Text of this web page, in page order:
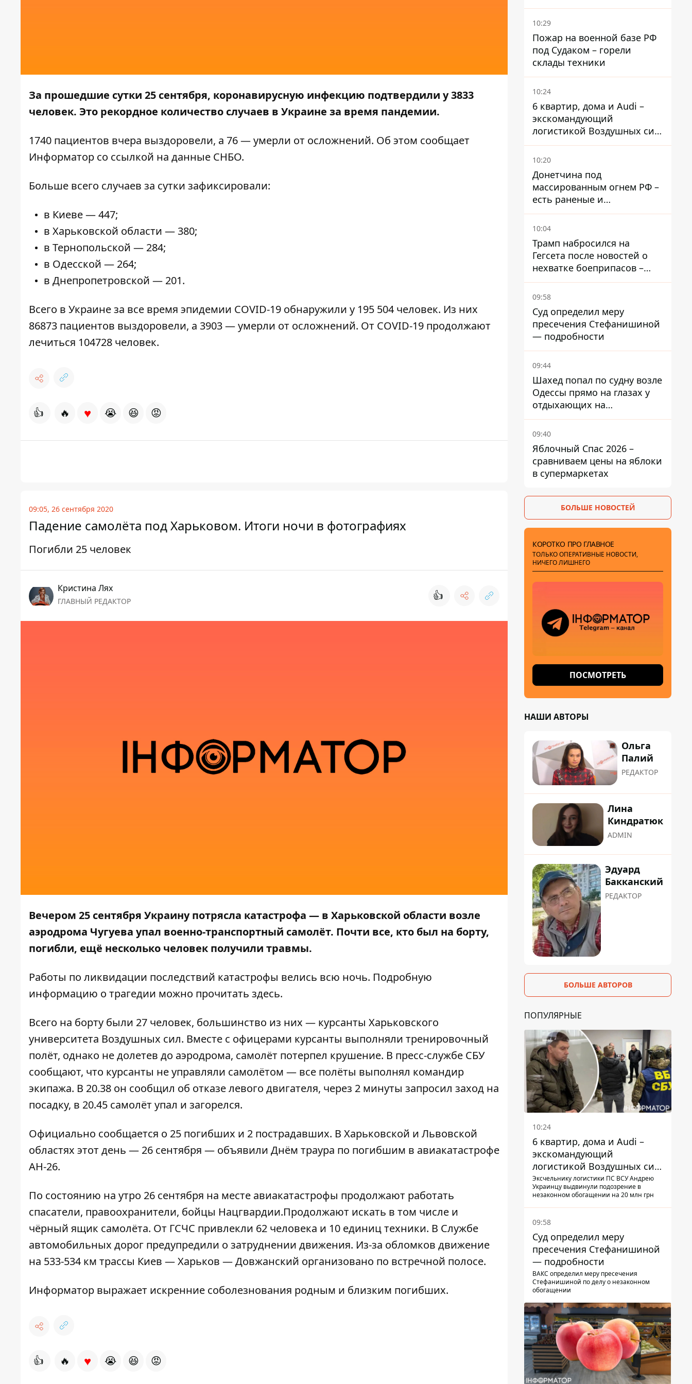
За прошедшие сутки 25 сентября, коронавирусную инфекцию подтвердили у 3833
человек. Это рекордное количество случаев в Украине за время пандемии.
1740 пациентов вчера выздоровели, а 76 — умерли от осложнений. Об этом сообщает
Информатор со ссылкой на данные СНБО.
Больше всего случаев за сутки зафиксировали:
в Киеве — 447;
в Харьковской области — 380;
в Тернопольской — 284;
в Одесской — 264;
в Днепропетровской — 201.
Всего в Украине за все время эпидемии COVID-19 обнаружили у 195 504 человек. Из них
86873 пациентов выздоровели, а 3903 — умерли от осложнений. От COVID-19 продолжают
лечиться 104728 человек.
👍 🔥 ♥ 😭 😆 😡
09:05, 26 сентября 2020
Падение самолёта под Харьковом. Итоги ночи в фотографиях
Погибли 25 человек
Кристина Лях
ГЛАВНЫЙ РЕДАКТОР 👍
Вечером 25 сентября Украину потрясла катастрофа — в Харьковской области возле
аэродрома Чугуева упал военно-транспортный самолёт. Почти все, кто был на борту,
погибли, ещё несколько человек получили травмы.
Работы по ликвидации последствий катастрофы велись всю ночь. Подробную
информацию о трагедии можно прочитать здесь.
Всего на борту были 27 человек, большинство из них — курсанты Харьковского
университета Воздушных сил. Вместе с офицерами курсанты выполняли тренировочный
полёт, однако не долетев до аэродрома, самолёт потерпел крушение. В пресс-службе СБУ
сообщают, что курсанты не управляли самолётом — все полёты выполнял командир
экипажа. В 20.38 он сообщил об отказе левого двигателя, через 2 минуты запросил заход на
посадку, в 20.45 самолёт упал и загорелся.
Официально сообщается о 25 погибших и 2 пострадавших. В Харьковской и Львовской
областях этот день — 26 сентября — объявили Днём траура по погибшим в авиакатастрофе
АН-26.
По состоянию на утро 26 сентября на месте авиакатастрофы продолжают работать
спасатели, правоохранители, бойцы Нацгвардии.Продолжают искать в том числе и
чёрный ящик самолёта. От ГСЧС привлекли 62 человека и 10 единиц техники. В Службе
автомобильных дорог предупредили о затруднении движения. Из-за обломков движение
на 533-534 км трассы Киев — Харьков — Довжанский организовано по встречной полосе.
Информатор выражает искренние соболезнования родным и близким погибших.
👍 🔥 ♥ 😭 😆 😡
готовившую теракты –
шпионила за военными
10:29
Пожар на военной базе РФ
под Судаком – горели
склады техники
10:24
6 квартир, дома и Audi –
экскомандующий
логистикой Воздушных сил
ВСУ получил новое
подозрение
10:20
Донетчина под
массированным огнем РФ –
есть раненые и
масштабные разрушения
10:04
Трамп набросился на
Гегсета после новостей о
нехватке боеприпасов –
требовал объяснений
09:58
Суд определил меру
пресечения Стефанишиной
— подробности
09:44
Шахед попал по судну возле
Одессы прямо на глазах у
отдыхающих на
переполненном пляже
09:40
Яблочный Спас 2026 –
сравниваем цены на яблоки
в супермаркетах
БОЛЬШЕ НОВОСТЕЙ
КОРОТКО ПРО ГЛАВНОЕ
ТОЛЬКО ОПЕРАТИВНЫЕ НОВОСТИ,
НИЧЕГО ЛИШНЕГО
ПОСМОТРЕТЬ
НАШИ АВТОРЫ
Ольга
Палий
РЕДАКТОР
Лина
Киндратюк
ADMIN
Эдуард
Бакканский
РЕДАКТОР
БОЛЬШЕ АВТОРОВ
ПОПУЛЯРНЫЕ
10:24
6 квартир, дома и Audi –
экскомандующий
логистикой Воздушных сил
ВСУ получил новое
подозрение
Эксчельнику логистики ПС ВСУ Андрею
Украинцу выдвинули подозрение в
незаконном обогащении на 20 млн грн
09:58
Суд определил меру
пресечения Стефанишиной
— подробности
ВАКС определил меру пресечения
Стефанишиной по делу о незаконном
обогащении